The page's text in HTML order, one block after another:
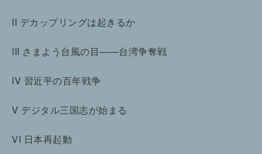
II デカップリングは起きるか
III さまよう台風の目――台湾争奪戦
IV 習近平の百年戦争
V デジタル三国志が始まる
VI 日本再起動